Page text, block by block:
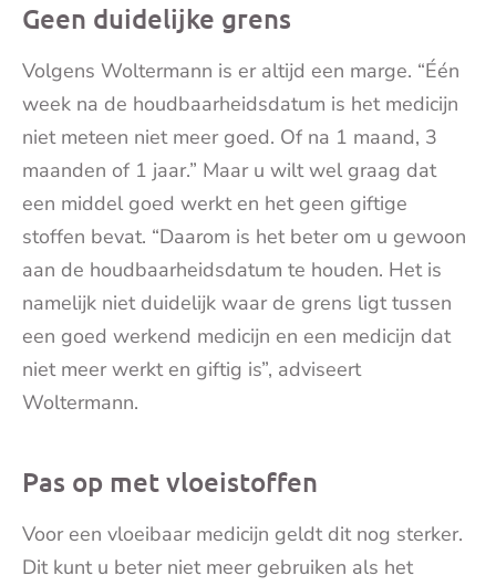
Geen duidelijke grens
Volgens Woltermann is er altijd een marge. “Één
week na de houdbaarheidsdatum is het medicijn
niet meteen niet meer goed. Of na 1 maand, 3
maanden of 1 jaar.” Maar u wilt wel graag dat
een middel goed werkt en het geen giftige
stoffen bevat. “Daarom is het beter om u gewoon
aan de houdbaarheidsdatum te houden. Het is
namelijk niet duidelijk waar de grens ligt tussen
een goed werkend medicijn en een medicijn dat
niet meer werkt en giftig is”, adviseert
Woltermann.
Pas op met vloeistoffen
Voor een vloeibaar medicijn geldt dit nog sterker.
Dit kunt u beter niet meer gebruiken als het